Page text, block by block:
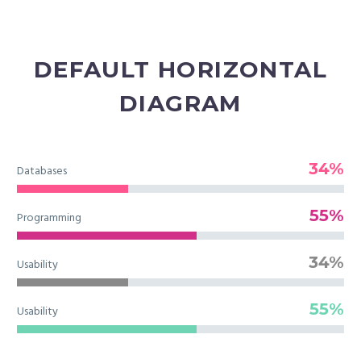
DEFAULT HORIZONTAL
DIAGRAM
Databases 34%
Programming 55%
Usability 34%
Usability 55%